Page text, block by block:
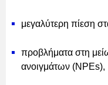
μεγαλύτερη πίεση
προβλήματα στη
ανοιγμάτων (NPEs),